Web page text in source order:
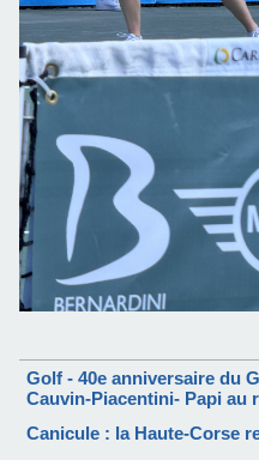
Golf - 40e anniversaire du
Cauvin-Piacentini- Papi au
Canicule : la Haute-Corse